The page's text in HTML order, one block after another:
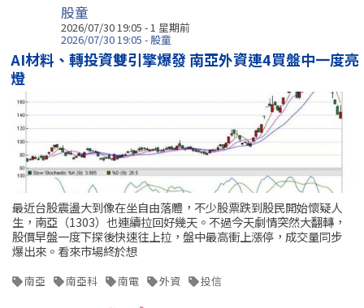
股童
2026/07/30 19:05 - 1 星期前
2026/07/30 19:05 - 股童
AI材料、轉投資雙引擎爆發 南亞外資連4買盤中一度亮
燈
最近台股震盪大到像在坐自由落體，不少股票跌到股民開始懷疑人
生，南亞（1303）也連續拉回好幾天。不過今天劇情突然大翻轉，
股價早盤一度下探後快速往上拉，盤中最高衝上漲停，成交量同步
爆出來。看來市場終於想
南亞 南亞科 南電 外資 投信